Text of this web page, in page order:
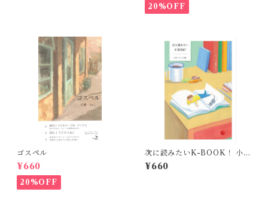
20%OFF
ゴスペル
¥660
20%OFF
次に読みたいK-BOOK！ 小
説・エッセイ編
¥660